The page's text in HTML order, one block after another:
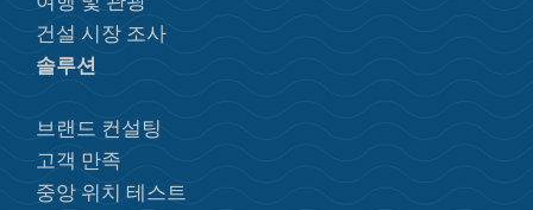
건설 시장 조사
솔루션
브랜드 컨설팅
고객 만족
중앙 위치 테스트